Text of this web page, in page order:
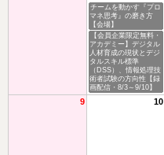
9 10
チームを動かす『プロ
マネ思考』の磨き方
【会場】
【会員企業限定無料・
アカデミー】デジタル
人材育成の現状とデジ
タルスキル標準
（DSS）、情報処理技
術者試験の方向性【録
画配信・8/3～9/10】